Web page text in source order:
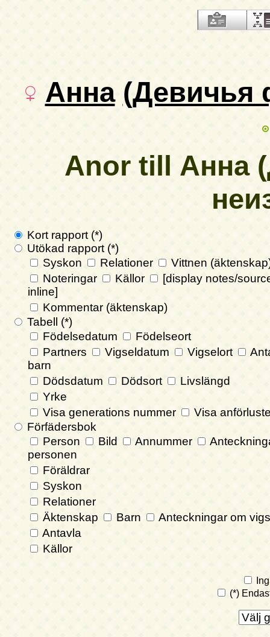
Анна (Девичья
Anor till Анна
Kort rapport (*)
Utökad rapport (*)
Syskon
Relationer
Vittnen
Noteringar
Källor
[display notes/
inline]
Kommentar (äktenskap)
Tabell (*)
Födelsedatum
Födelseort
Partners
Vigseldatum Vigselort
barn
Dödsdatum
Dödsort
Livslängd
Yrke
Visa generations nummer
Visa
Förfädersbok
Person
Bild Annummer
personen
Föräldrar
Syskon
Relationer
Äktenskap
Barn
Anteckningar om
Antavla
Källor
(*)